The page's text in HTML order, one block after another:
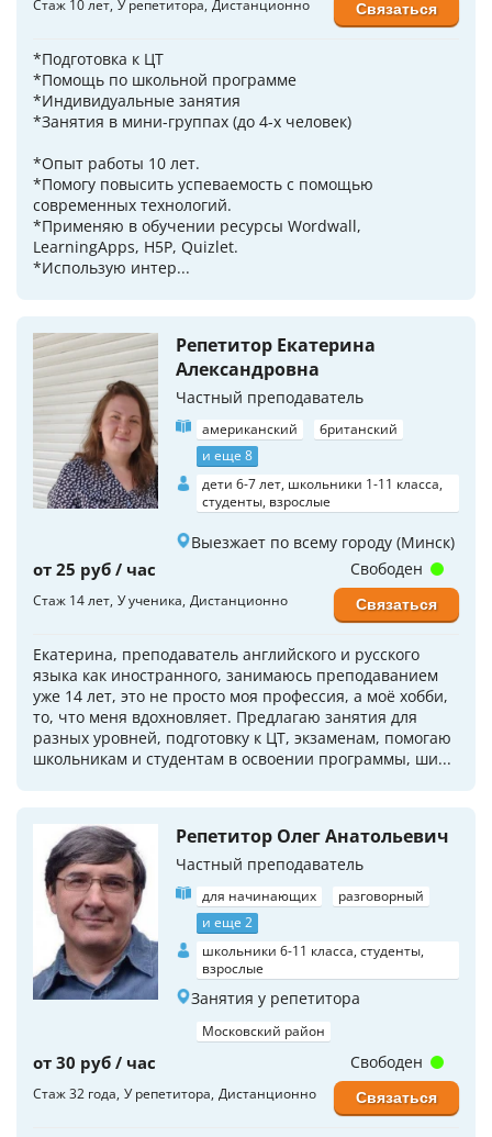
Стаж 10 лет У репетитора Дистанционно
*Подготовка к ЦТ
*Помощь по школьной программе
*Индивидуальные занятия
*Занятия в мини-группах (до 4-х человек)
*Опыт работы 10 лет.
*Помогу повысить успеваемость с помощью
современных технологий.
*Применяю в обучении ресурсы Wordwall,
LearningApps, H5P, Quizlet.
*Использую интер...
Связаться
Репетитор Екатерина
Александровна
Частный преподаватель
американский
британский
и еще 8
дети 6-7 лет, школьники 1-11 класса,
студенты, взрослые
Выезжает по всему городу (Минск)
от 25 руб / час
Стаж 14 лет У ученика Дистанционно
Екатерина, преподаватель английского и русского
языка как иностранного, занимаюсь преподаванием
уже 14 лет, это не просто моя профессия, а моё хобби,
то, что меня вдохновляет. Предлагаю занятия для
разных уровней, подготовку к ЦТ, экзаменам, помогаю
школьникам и студентам в освоении программы, ши...
Свободен
Связаться
Репетитор Олег Анатольевич
Частный преподаватель
для начинающих
разговорный
и еще 2
школьники 6-11 класса, студенты,
взрослые
Занятия у репетитора
Московский район
от 30 руб / час
Стаж 32 года У репетитора Дистанционно
Свободен
Связаться